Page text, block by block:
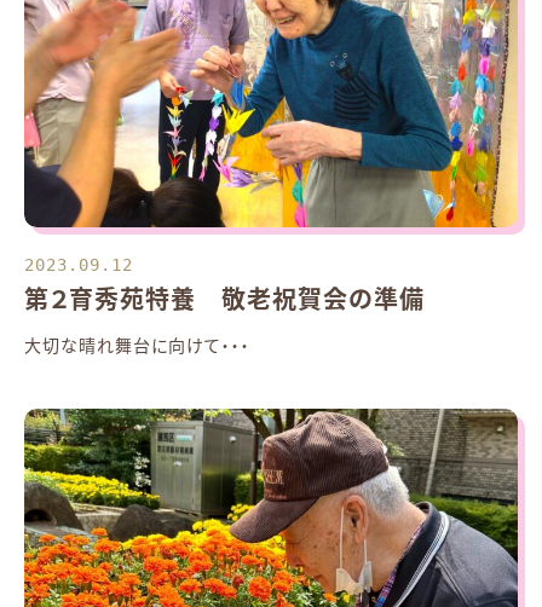
2023.09.12
第２育秀苑特養 敬老祝賀会の準備
大切な晴れ舞台に向けて・・・